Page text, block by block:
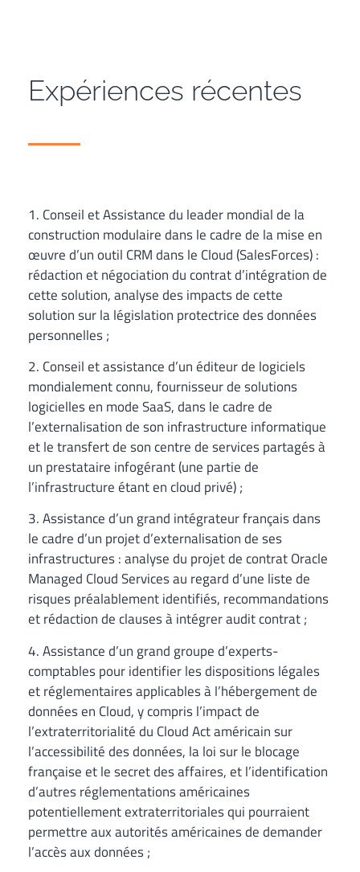
Expériences récentes
1. Conseil et Assistance du leader mondial de la
construction modulaire dans le cadre de la mise en
œuvre d’un outil CRM dans le Cloud (SalesForces) :
rédaction et négociation du contrat d’intégration de
cette solution, analyse des impacts de cette
solution sur la législation protectrice des données
personnelles ;
2. Conseil et assistance d’un éditeur de logiciels
mondialement connu, fournisseur de solutions
logicielles en mode SaaS, dans le cadre de
l’externalisation de son infrastructure informatique
et le transfert de son centre de services partagés à
un prestataire infogérant (une partie de
l’infrastructure étant en cloud privé) ;
3. Assistance d’un grand intégrateur français dans
le cadre d’un projet d’externalisation de ses
infrastructures : analyse du projet de contrat Oracle
Managed Cloud Services au regard d’une liste de
risques préalablement identifiés, recommandations
et rédaction de clauses à intégrer audit contrat ;
4. Assistance d’un grand groupe d’experts-
comptables pour identifier les dispositions légales
et réglementaires applicables à l’hébergement de
données en Cloud, y compris l’impact de
l’extraterritorialité du Cloud Act américain sur
l’accessibilité des données, la loi sur le blocage
française et le secret des affaires, et l’identification
d’autres réglementations américaines
potentiellement extraterritoriales qui pourraient
permettre aux autorités américaines de demander
l’accès aux données ;